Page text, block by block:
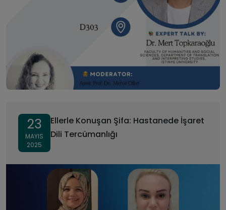
23
MAYIS
2025
Ellerle Konuşan Şifa: Hastanede İşaret
Dili Tercümanlığı